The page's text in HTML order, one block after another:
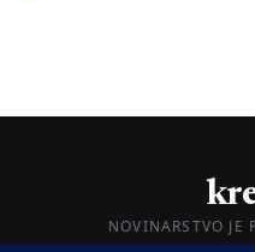
NOVINARSTVO JE